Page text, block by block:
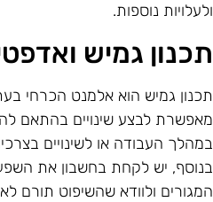
נוספות.
גמיש
גמיש הוא אלמנט הכרחי
לבצע שינויים בהתאם
העבודה או לשינויים
יש לקחת בחשבון את
ולוודא שהשיפוט תורם